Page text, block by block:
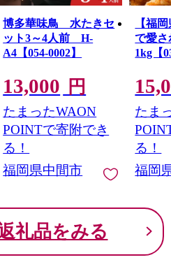
博多華味鳥 水たきセ
ット3～4人前 H-
A4【054-0002】
13,000 円
たまったWAON
POINTで寄附でき
る！
福岡県中間市
【福
で愛さ
1kg【
たま
る！
福岡
礼品をみる